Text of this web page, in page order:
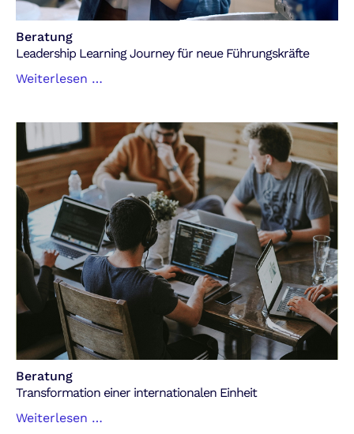
Beratung
Leadership Learning Journey für neue Führungskräfte
Weiterlesen …
für
neue
Führungskräfte
Beratung
Transformation einer internationalen Einheit
Weiterlesen …